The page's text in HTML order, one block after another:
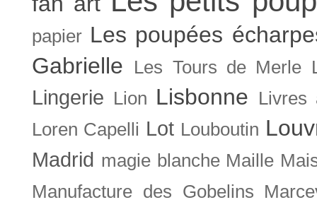
papier Les poupées
Gabrielle
Les Tours de Merle
Lingerie Lion Lisbonne
Livres
Loren Capelli Lot Louboutin
Madrid magie blanche Maille
Manufacture des Gobelins